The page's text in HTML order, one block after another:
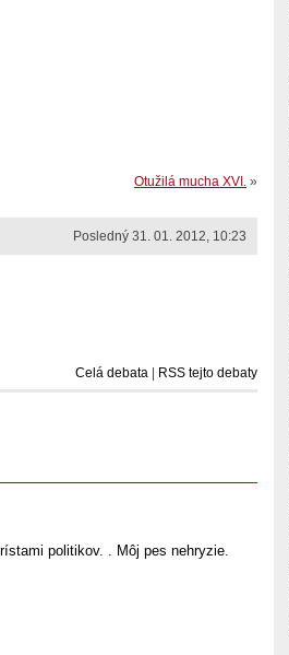
Otužilá mucha XVI. »
Posledný 31. 01. 2012, 10:23
Celá debata | RSS tejto debaty
politikov. . Môj pes nehryzie.